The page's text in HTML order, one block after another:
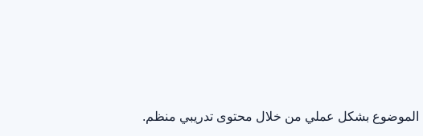
الموضوع بشكل عملي من خلال محتوى تدريبي منظم.